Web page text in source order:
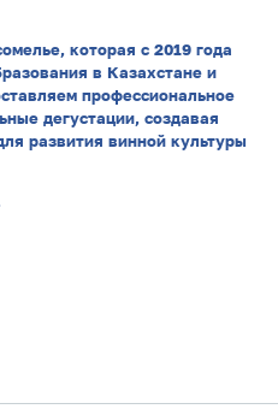
которая с 2019 года
в Казахстане и
профессиональное
дегустации, создавая
развития винной культуры